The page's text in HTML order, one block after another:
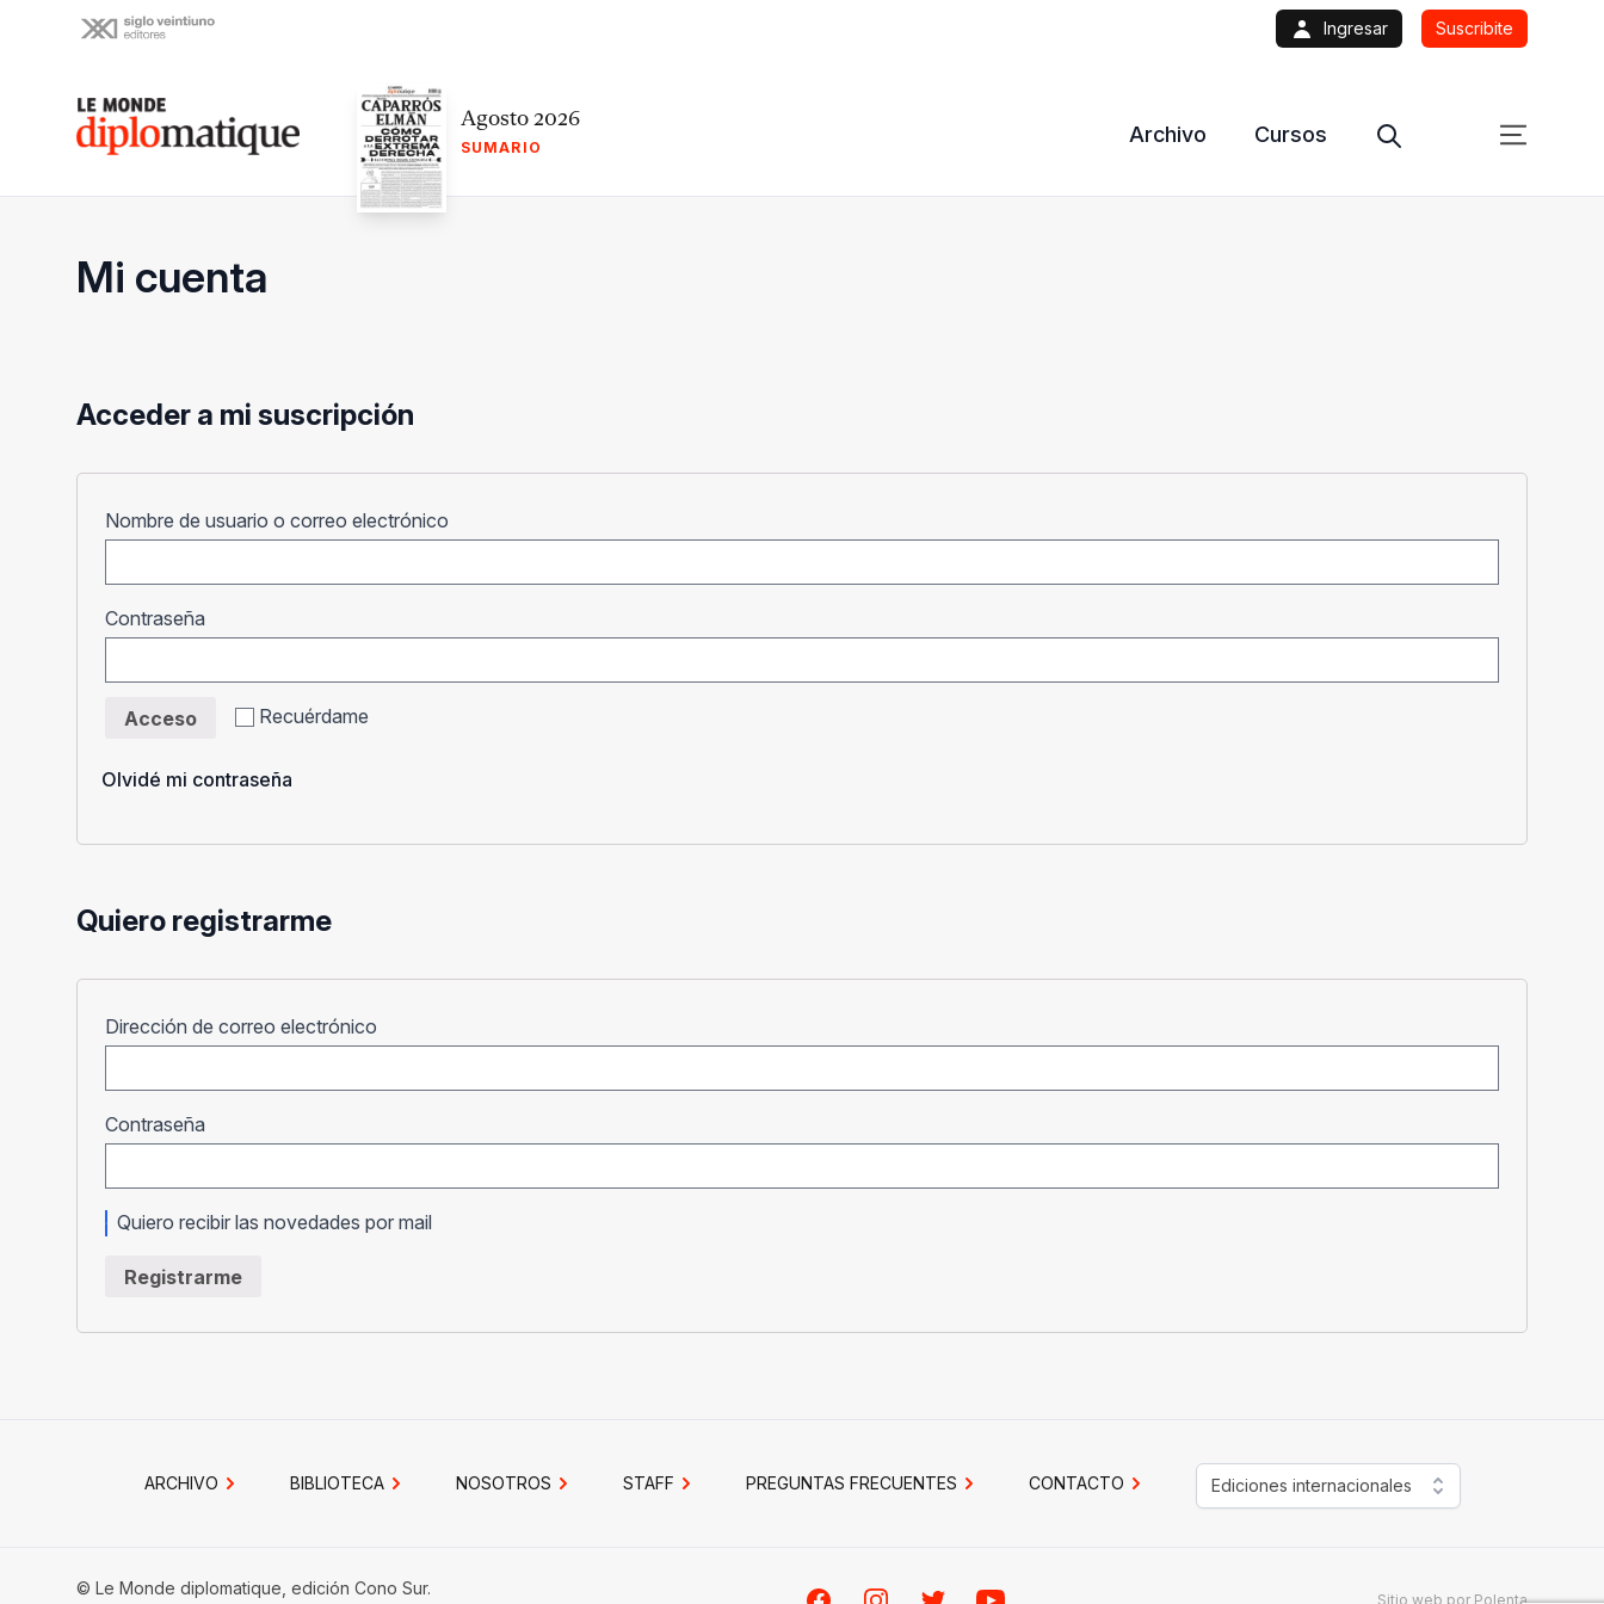
Ingresar Suscribite
Le monde diplomatique Agosto 2026
SUMARIO
Archivo Cursos
Mi cuenta
Acceder a mi suscripción
Nombre de usuario o correo electrónico
Contraseña
Recuérdame
Acceso
Olvidé mi contraseña
Quiero registrarme
Dirección de correo electrónico
Contraseña
Quiero recibir las novedades por mail
Registrarme
ARCHIVO BIBLIOTECA NOSOTROS STAFF PREGUNTAS FRECUENTES CONTACTO Ediciones internacionales
© Le Monde diplomatique, edición Cono Sur.
Sitio web por Polenta